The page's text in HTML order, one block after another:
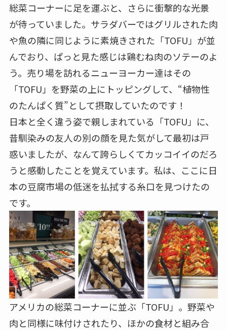
総菜コーナーに足を運ぶと、さらに衝撃的な光景
が待っていました。サラダバーではグリルされた肉
や魚の隣に同じように素焼きされた「TOFU」が並
んでおり、ぱっと見た感じは鶏むね肉のソテーのよ
う。売り場を訪れるニューヨーカー達はその
「TOFU」を野菜の上にトッピングして、“植物性
のたんぱく質”として摂取していたのです！
日本と全く違う姿で親しまれている「TOFU」に、
昔馴染みの友人の別の顔を見た気がして最初は戸
惑いましたが、なんて誇らしくてカッコイイのだろ
うと感動したことを覚えています。私は、ここに日
本の豆腐市場の低迷を払拭する糸口を見つけたの
です。
アメリカの総菜コーナーに並ぶ「TOFU」。野菜や
肉と同様に味付けされたり、ほかの食材と組み合